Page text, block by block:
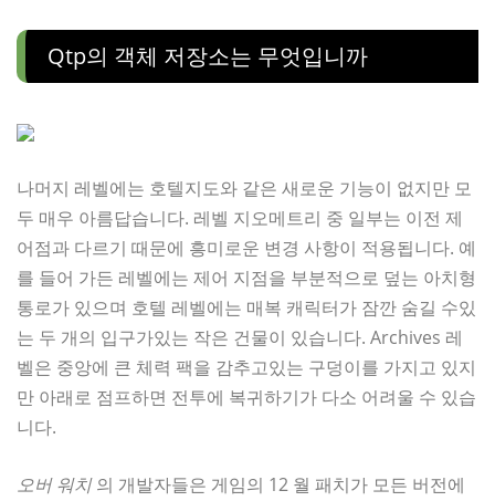
Qtp의 객체 저장소는 무엇입니까
나머지 레벨에는 호텔지도와 같은 새로운 기능이 없지만 모
두 매우 아름답습니다. 레벨 지오메트리 중 일부는 이전 제
어점과 다르기 때문에 흥미로운 변경 사항이 적용됩니다. 예
를 들어 가든 레벨에는 제어 지점을 부분적으로 덮는 아치형
통로가 있으며 호텔 레벨에는 매복 캐릭터가 잠깐 숨길 수있
는 두 개의 입구가있는 작은 건물이 있습니다. Archives 레
벨은 중앙에 큰 체력 팩을 감추고있는 구덩이를 가지고 있지
만 아래로 점프하면 전투에 복귀하기가 다소 어려울 수 있습
니다.
오버 워치의 개발자들은 게임의 12 월 패치가 모든 버전에